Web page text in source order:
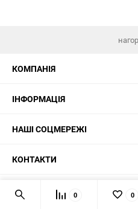
КОМПАНІЯ
ІНФОРМАЦІЯ
НАШІ СОЦМЕРЕЖІ
КОНТАКТИ
© 2026 Картини за номерами
0 0